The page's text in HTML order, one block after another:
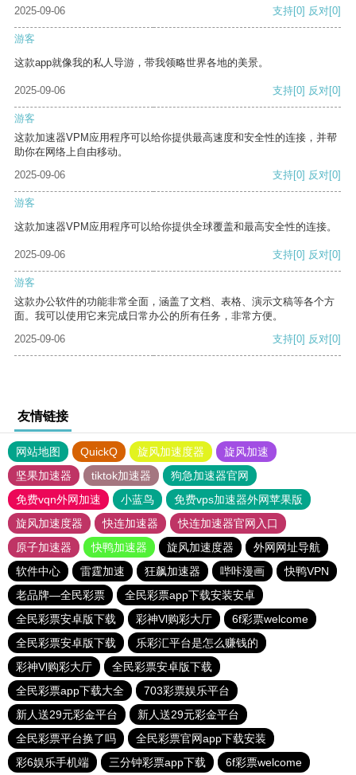
2025-09-06
支持[0] 反对[0]
游客
这款app就像我的私人导游，带我领略世界各地的美景。
2025-09-06 支持[0] 反对[0]
游客
这款加速器VPM应用程序可以给你提供最高速度和安全性的连接，并帮
助你在网络上自由移动。
2025-09-06
支持[0] 反对[0]
游客
这款加速器VPM应用程序可以给你提供全球覆盖和最高安全性的连接。
2025-09-06 支持[0] 反对[0]
游客
这款办公软件的功能非常全面，涵盖了文档、表格、演示文稿等各个方
面。我可以使用它来完成日常办公的所有任务，非常方便。
2025-09-06
支持[0] 反对[0]
友情链接
网站地图 QuickQ 旋风加速度器
旋风加速
坚果加速器
tiktok加速器
狗急加速器官网
免费vqn外网加速
小蓝鸟
免费vps加速器外网苹果版
旋风加速度器
快连加速器
快连加速器官网入口
原子加速器
快鸭加速器 旋风加速度器
外网网址导航
软件中心
雷霆加速 狂飙加速器 哔咔漫画
快鸭VPN
老品牌—全民彩票
全民彩票app下载安装安卓
全民彩票安卓版下载
彩神Vl购彩大厅
6f彩票welcome
全民彩票安卓版下载
乐彩汇平台是怎么赚钱的
彩神Vl购彩大厅
全民彩票安卓版下载
全民彩票app下载大全
703彩票娱乐平台
新人送29元彩金平台
新人送29元彩金平台
全民彩票平台换了吗
全民彩票官网app下载安装
彩6娱乐手机端
三分钟彩票app下载 6f彩票welcome